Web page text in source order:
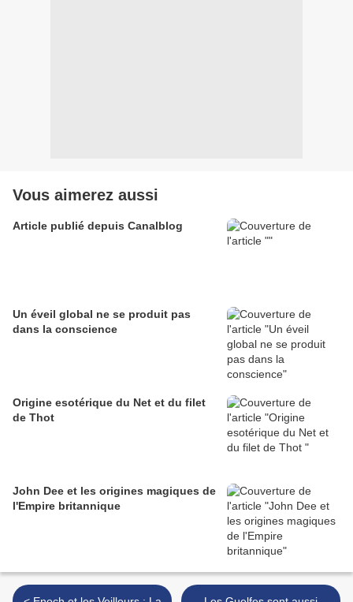
Vous aimerez aussi
Article publié depuis Canalblog
Un éveil global ne se produit pas
dans la conscience
Origine esotérique du Net et du filet
de Thot
John Dee et les origines magiques de
l'Empire britannique